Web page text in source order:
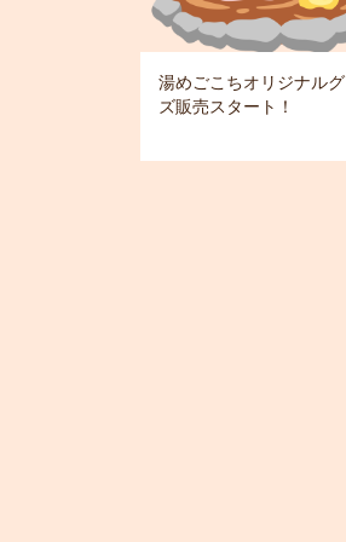
湯めごこちオリジナル
ズ販売スタート！